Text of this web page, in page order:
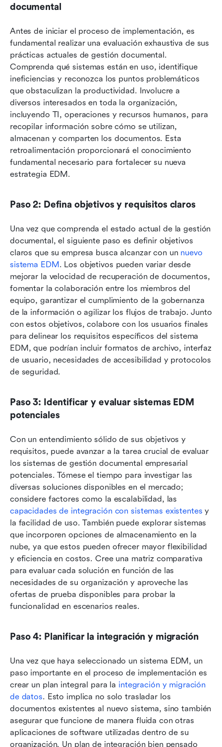
documental
Antes de iniciar el proceso de implementación, es
fundamental realizar una evaluación exhaustiva de sus
prácticas actuales de gestión documental.
Comprenda qué sistemas están en uso, identifique
ineficiencias y reconozca los puntos problemáticos
que obstaculizan la productividad. Involucre a
diversos interesados en toda la organización,
incluyendo TI, operaciones y recursos humanos, para
recopilar información sobre cómo se utilizan,
almacenan y comparten los documentos. Esta
retroalimentación proporcionará el conocimiento
fundamental necesario para fortalecer su nueva
estrategia EDM.
Paso 2: Defina objetivos y requisitos claros
Una vez que comprenda el estado actual de la gestión
documental, el siguiente paso es definir objetivos
claros que su empresa busca alcanzar con un nuevo
sistema EDM. Los objetivos pueden variar desde
mejorar la velocidad de recuperación de documentos,
fomentar la colaboración entre los miembros del
equipo, garantizar el cumplimiento de la gobernanza
de la información o agilizar los flujos de trabajo. Junto
con estos objetivos, colabore con los usuarios finales
para delinear los requisitos específicos del sistema
EDM, que podrían incluir formatos de archivo, interfaz
de usuario, necesidades de accesibilidad y protocolos
de seguridad.
Paso 3: Identificar y evaluar sistemas EDM
potenciales
Con un entendimiento sólido de sus objetivos y
requisitos, puede avanzar a la tarea crucial de evaluar
los sistemas de gestión documental empresarial
potenciales. Tómese el tiempo para investigar las
diversas soluciones disponibles en el mercado;
capacidades de integración con sistemas existentes y
la facilidad de uso. También puede explorar sistemas
que incorporen opciones de almacenamiento en la
nube, ya que estos pueden ofrecer mayor flexibilidad
y eficiencia en costos. Cree una matriz comparativa
para evaluar cada solución en función de las
necesidades de su organización y aproveche las
ofertas de prueba disponibles para probar la
funcionalidad en escenarios reales.
Paso 4: Planificar la integración y migración
Una vez que haya seleccionado un sistema EDM, un
paso importante en el proceso de implementación es
crear un plan integral para la integración y migración
de datos. Esto implica no solo trasladar los
documentos existentes al nuevo sistema, sino también
asegurar que funcione de manera fluida con otras
aplicaciones de software utilizadas dentro de su
organización. Un plan de integración bien pensado